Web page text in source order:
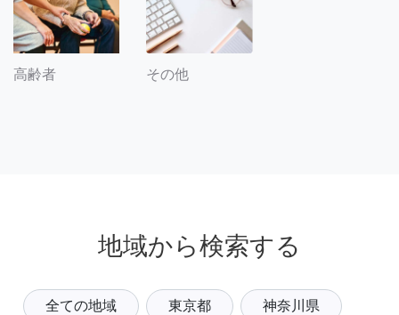
高齢者 その他
地域から検索する
全ての地域 東京都 神奈川県